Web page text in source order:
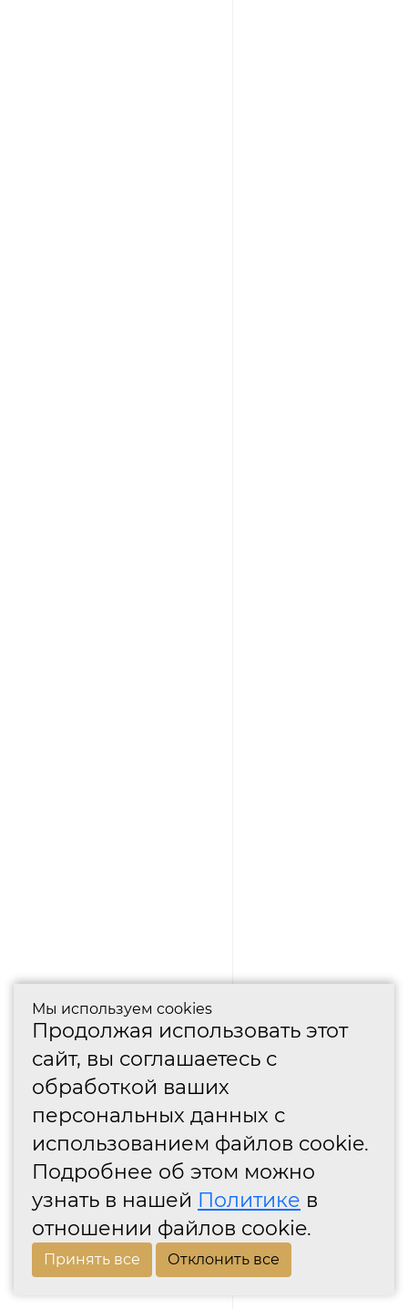
Мы используем cookies
Продолжая использовать этот
сайт, вы соглашаетесь с
обработкой ваших
персональных данных с
использованием файлов cookie.
Подробнее об этом можно
узнать в нашей Политике в
отношении файлов cookie.
Принять все Отклонить все